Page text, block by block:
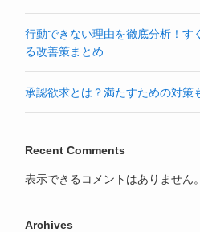
行動できない理由を徹底分析！す
る改善策まとめ
承認欲求とは？満たすための対策
Recent Comments
表示できるコメントはありません。
Archives